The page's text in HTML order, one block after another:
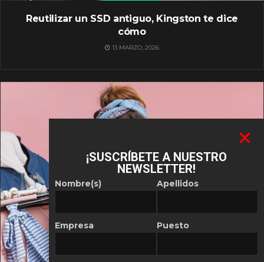
Reutilizar un SSD antiguo, Kingston te dice
cómo
13 MARZO, 2026
¡SUSCRÍBETE A NUESTRO
NEWSLETTER!
Nombre(s)
Empresa
Apellidos
Puesto